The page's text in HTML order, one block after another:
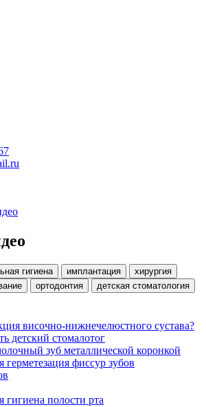
гигиена имплантация
хирургия
ортодонтия
детская стоматология